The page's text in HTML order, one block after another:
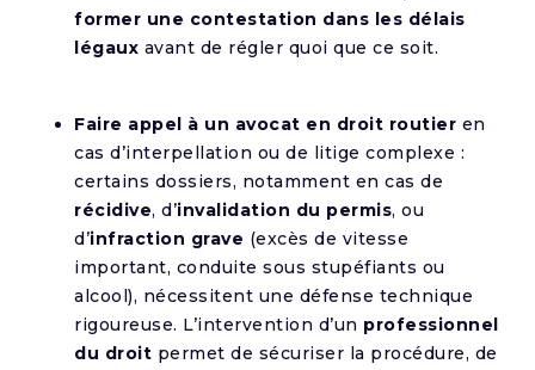
former une contestation dans les délais
légaux avant de régler quoi que ce soit.
Faire appel à un avocat en droit routier en
cas d’interpellation ou de litige complexe :
certains dossiers, notamment en cas de
récidive, d’invalidation du permis, ou
d’infraction grave (excès de vitesse
important, conduite sous stupéfiants ou
alcool), nécessitent une défense technique
rigoureuse. L’intervention d’un professionnel
du droit permet de sécuriser la procédure, de